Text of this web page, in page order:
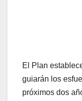
El Plan
guiarán los
próximos dos